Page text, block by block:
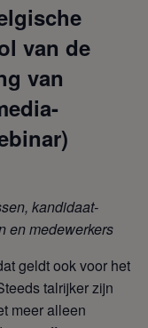
van de
van
kandidaat-
en medewerkers
geldt ook voor het
talrijker zijn
meer alleen